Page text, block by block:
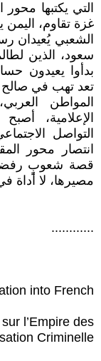
التي يكتبها
غزة تقاوم،
الشعبي يُعيدان
سعود، الذين
بدأوا يعيدون
تعد تهب في
المواطن
الإعلامية،
التواصل
انتصار محور
قصة شعوبٍ
مصيرها، لا أداة
............
into French
l’Empire des
Criminelle